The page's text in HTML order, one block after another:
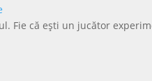
Fie că ești un jucător